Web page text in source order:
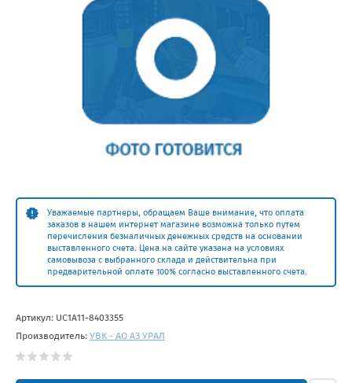
Уважаемые партнеры, обращаем Ваше внимание, что оплата
заказов в нашем интернет магазине возможна только путем
перечисления безналичных денежных средств на основании
выставленного счета. Цена на сайте указана на условиях
самовывоза с выбранного склада и действительна при
предварительной оплате 100% согласно выставленного счета.
Артикул: UC1A11-8403355
Производитель: УВК - АО АЗ УРАЛ